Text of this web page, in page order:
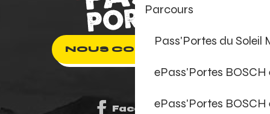
Parcours
Pass'Portes du Soleil
ePass'Portes
ePass'Portes
NOUS CONTACTER
Facebook